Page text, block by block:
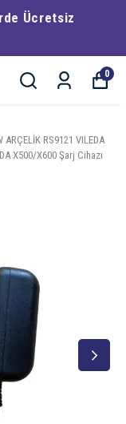
Ücretsiz
0
RS9121 VILEDA
X500/X600 Şarj Cihazı